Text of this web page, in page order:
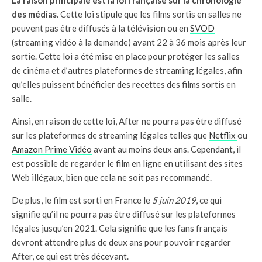
des médias. Cette loi stipule que les films sortis en salles ne
peuvent pas être diffusés à la télévision ou en SVOD
(streaming vidéo à la demande) avant 22 à 36 mois après leur
sortie. Cette loi a été mise en place pour protéger les salles
de cinéma et d’autres plateformes de streaming légales, afin
qu’elles puissent bénéficier des recettes des films sortis en
salle.
Ainsi, en raison de cette loi, After ne pourra pas être diffusé
sur les plateformes de streaming légales telles que Netflix ou
Amazon Prime Vidéo avant au moins deux ans. Cependant, il
est possible de regarder le film en ligne en utilisant des sites
Web illégaux, bien que cela ne soit pas recommandé.
De plus, le film est sorti en France le 5 juin 2019, ce qui
signifie qu’il ne pourra pas être diffusé sur les plateformes
légales jusqu’en 2021. Cela signifie que les fans français
devront attendre plus de deux ans pour pouvoir regarder
After, ce qui est très décevant.